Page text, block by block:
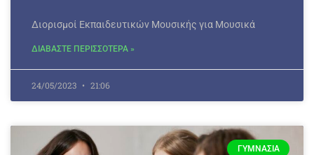
Διορισμοί Εκπαιδευτικών Μουσικής για Μουσικά
ΔΙΑΒΑΣΤΕ ΠΕΡΙΣΣΟΤΕΡΑ »
24/05/2023 21:06
ΓΥΜΝΆΣΙΑ